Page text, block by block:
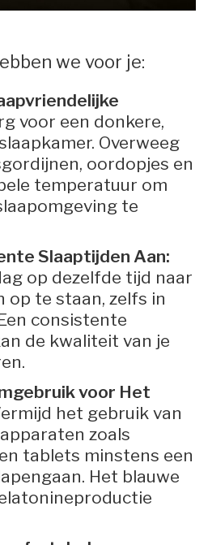
we voor je:
voor een donkere,
Overweeg
oordopjes en
temperatuur om
te
Slaaptijden Aan:
op dezelfde tijd naar
op te staan, zelfs in
consistente
de kwaliteit van je
voor Het
het gebruik van
zoals
tablets minstens een
Het blauwe